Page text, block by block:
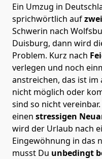
Ein Umzug in
sprichwörtlich auf
Schwerin nach
Duisburg, dann wird
Problem. Kurz nach
verlegen und noch
anstreichen, das ist im
nicht möglich oder
sind so nicht
einen stressigen
wird der Urlaub nach
Eingewöhnung in das
musst Du unbedingt